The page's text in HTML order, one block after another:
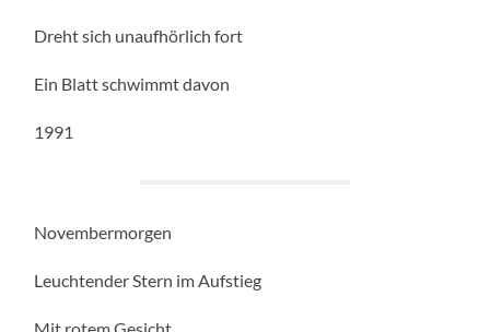
Dreht sich unaufhörlich fort
Ein Blatt schwimmt davon
1991
Novembermorgen
Leuchtender Stern im Aufstieg
Mit rotem Gesicht